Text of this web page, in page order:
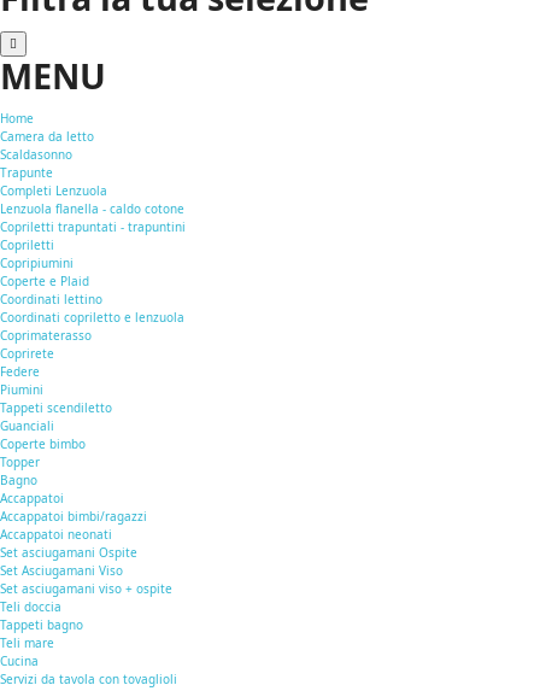
MENU
Home
Camera da letto
Scaldasonno
Trapunte
Completi Lenzuola
Lenzuola flanella - caldo cotone
Copriletti trapuntati - trapuntini
Copriletti
Copripiumini
Coperte e Plaid
Coordinati lettino
Coordinati copriletto e lenzuola
Coprimaterasso
Coprirete
Federe
Piumini
Tappeti scendiletto
Guanciali
Coperte bimbo
Topper
Bagno
Accappatoi
Accappatoi bimbi/ragazzi
Accappatoi neonati
Set asciugamani Ospite
Set Asciugamani Viso
Set asciugamani viso + ospite
Teli doccia
Tappeti bagno
Teli mare
Cucina
Servizi da tavola con tovaglioli